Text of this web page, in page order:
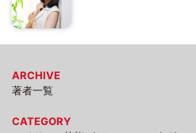
ARCHIVE
著者一覧
CATEGORY